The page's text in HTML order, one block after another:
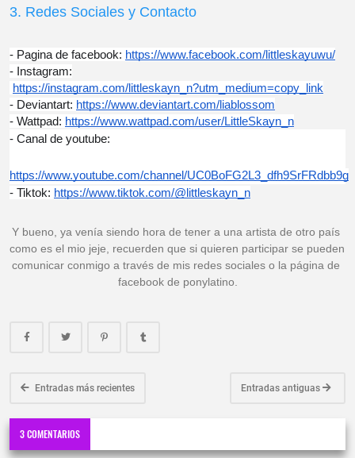
3. Redes Sociales y Contacto
- Pagina de facebook: https://www.facebook.com/littleskayuwu/
- Instagram:
https://instagram.com/littleskayn_n?utm_medium=copy_link
- Deviantart: https://www.deviantart.com/liablossom
- Wattpad: https://www.wattpad.com/user/LittleSkayn_n
- Canal de youtube:
https://www.youtube.com/channel/UC0BoFG2L3_dfh9SrFRdbb9g
- Tiktok: https://www.tiktok.com/@littleskayn_n
Y bueno, ya venía siendo hora de tener a una artista de otro país
como es el mio jeje, recuerden que si quieren participar se pueden
comunicar conmigo a través de mis redes sociales o la página de
facebook de ponylatino.
Entradas más recientes Entradas antiguas
3 COMENTARIOS